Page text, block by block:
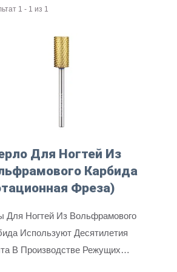
1 - 1 из 1
Для Ногтей Из
Карбида
Фреза)
Для Ногтей Из Вольфрамового
Используют Десятилетия
В Производстве Режущих